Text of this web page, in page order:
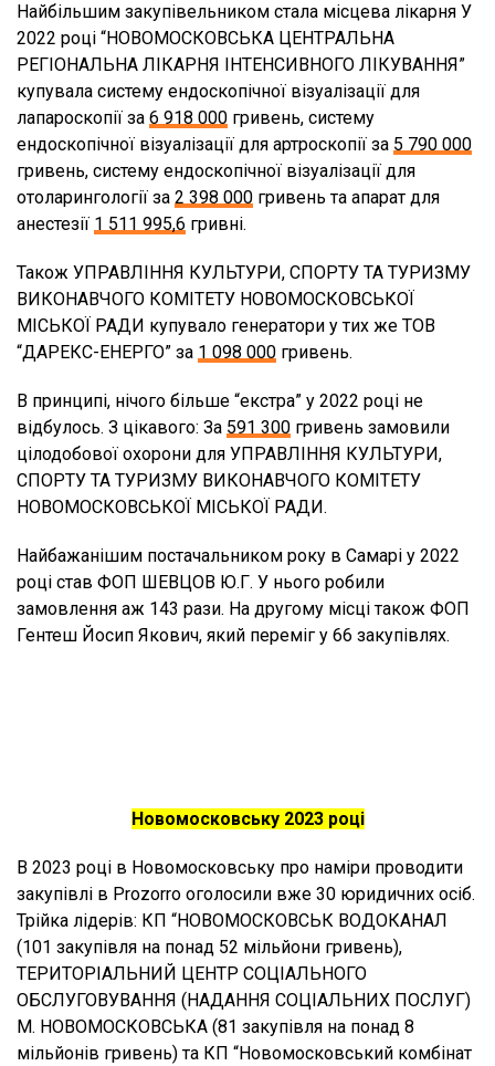
Найбільшим закупівельником стала місцева лікарня У
2022 році “НОВОМОСКОВСЬКА ЦЕНТРАЛЬНА
РЕГІОНАЛЬНА ЛІКАРНЯ ІНТЕНСИВНОГО ЛІКУВАННЯ”
купувала систему ендоскопічної візуалізації для
лапароскопії за 6 918 000 гривень, систему
ендоскопічної візуалізації для артроскопії за 5 790 000
гривень, систему ендоскопічної візуалізації для
отоларингології за 2 398 000 гривень та апарат для
анестезії 1 511 995,6 гривні.
Також УПРАВЛІННЯ КУЛЬТУРИ, СПОРТУ ТА ТУРИЗМУ
ВИКОНАВЧОГО КОМІТЕТУ НОВОМОСКОВСЬКОЇ
МІСЬКОЇ РАДИ купувало генератори у тих же ТОВ
“ДАРЕКС-ЕНЕРГО” за 1 098 000 гривень.
В принципі, нічого більше “екстра” у 2022 році не
відбулось. З цікавого: За 591 300 гривень замовили
цілодобової охорони для УПРАВЛІННЯ КУЛЬТУРИ,
СПОРТУ ТА ТУРИЗМУ ВИКОНАВЧОГО КОМІТЕТУ
НОВОМОСКОВСЬКОЇ МІСЬКОЇ РАДИ.
Найбажанішим постачальником року в Самарі у 2022
році став ФОП ШЕВЦОВ Ю.Г. У нього робили
замовлення аж 143 рази. На другому місці також ФОП
Гентеш Йосип Якович, який переміг у 66 закупівлях.
Новомосковську 2023 році
В 2023 році в Новомосковську про наміри проводити
закупівлі в Prozorro оголосили вже 30 юридичних осіб.
Трійка лідерів: КП “НОВОМОСКОВСЬК ВОДОКАНАЛ
(101 закупівля на понад 52 мільйони гривень),
ТЕРИТОРІАЛЬНИЙ ЦЕНТР СОЦІАЛЬНОГО
ОБСЛУГОВУВАННЯ (НАДАННЯ СОЦІАЛЬНИХ ПОСЛУГ)
М. НОВОМОСКОВСЬКА (81 закупівля на понад 8
мільйонів гривень) та КП “Новомосковський комбінат